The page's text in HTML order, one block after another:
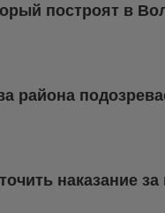
построят в
района
наказание